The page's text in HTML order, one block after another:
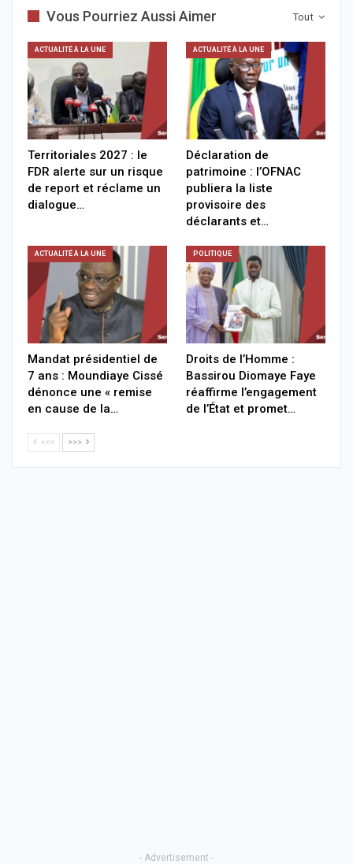
Tout
Vous Pourriez Aussi Aimer
ACTUALITÉ À LA UNE
Territoriales 2027 : le
FDR alerte sur un risque
de report et réclame un
dialogue…
ACTUALITÉ À LA UNE
Déclaration de
patrimoine : l’OFNAC
publiera la liste
provisoire des
déclarants et…
ACTUALITÉ À LA UNE
Mandat présidentiel de
7 ans : Moundiaye Cissé
dénonce une « remise
en cause de la…
POLITIQUE
Droits de l’Homme :
Bassirou Diomaye Faye
réaffirme l’engagement
de l’État et promet…
<<< >>>
- Advertisement -